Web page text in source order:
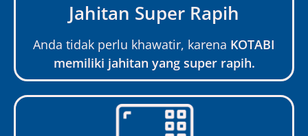
Jahitan Super Rapih
Anda tidak perlu khawatir, karena KOTABI
memiliki jahitan yang super rapih.